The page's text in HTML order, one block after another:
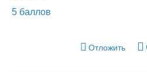
5 баллов
Отложить